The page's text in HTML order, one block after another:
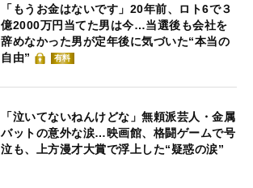
「もうお金はないです」20年前、ロト6で３
億2000万円当てた男は今…当選後も会社を
辞めなかった男が定年後に気づいた“本当の
自由”
有料
「泣いてないねんけどな」無頼派芸人・金属
バットの意外な涙…映画館、格闘ゲームで号
泣も、上方漫才大賞で浮上した“疑惑の涙”